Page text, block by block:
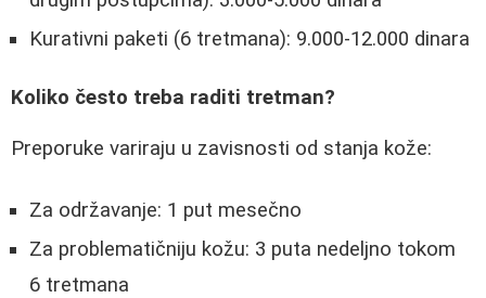
Kurativni paketi (6 tretmana): 9.000-12.000 dinara
Koliko često treba raditi tretman?
Preporuke variraju u zavisnosti od stanja kože:
Za održavanje: 1 put mesečno
Za problematičniju kožu: 3 puta nedeljno tokom
6 tretmana